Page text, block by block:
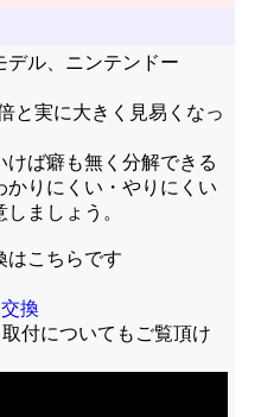
デル、ニンテンドー
と実に大きく見易くなっ
ば癖も無く分解できる
りにくい・やりにくい
ましょう。
はこちらです
換
付についてもご覧頂け